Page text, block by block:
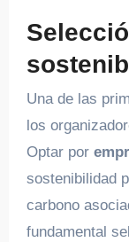
Una de las
los
Optar por
sostenibilidad
carbono
fundamental